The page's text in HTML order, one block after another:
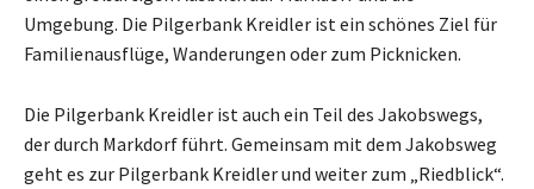
Umgebung. Die Pilgerbank Kreidler ist ein schönes Ziel für
Familienausflüge, Wanderungen oder zum Picknicken.
Die Pilgerbank Kreidler ist auch ein Teil des Jakobswegs,
der durch Markdorf führt. Gemeinsam mit dem Jakobsweg
geht es zur Pilgerbank Kreidler und weiter zum „Riedblick“.